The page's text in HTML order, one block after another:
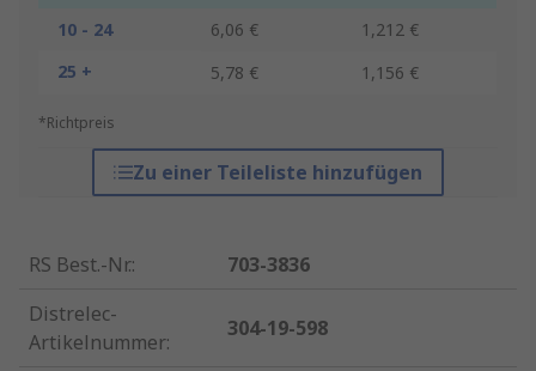
10 - 24
6,06 €
1,212 €
25 +
5,78 € 1,156 €
*Richtpreis
Zu einer Teileliste hinzufügen
RS Best.-Nr.:
703-3836
Distrelec-
Artikelnummer:
304-19-598